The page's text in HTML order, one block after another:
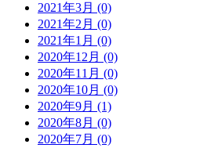
2021年3月 (0)
2021年2月 (0)
2021年1月 (0)
2020年12月 (0)
2020年11月 (0)
2020年10月 (0)
2020年9月 (1)
2020年8月 (0)
2020年7月 (0)